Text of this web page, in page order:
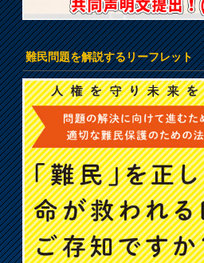
難民問題を解説するリーフレット